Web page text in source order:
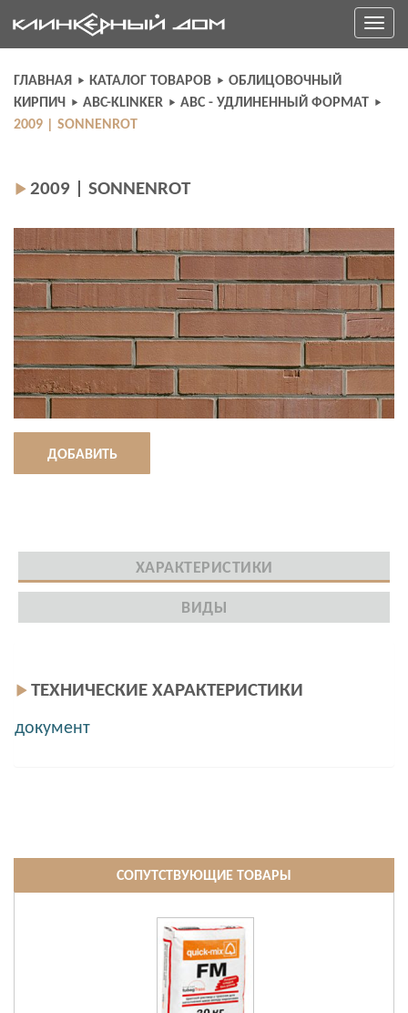
to
content
Toggle
ГЛАВНАЯ КАТАЛОГ ТОВАРОВ
ОБЛИЦОВОЧНЫЙ
КИРПИЧ
ABC-KLINKER
ABC - УДЛИНЕННЫЙ ФОРМАТ
2009 | SONNENROT
2009 | SONNENROT
ДОБАВИТЬ
ХАРАКТЕРИСТИКИ
ВИДЫ
ТЕХНИЧЕСКИЕ ХАРАКТЕРИСТИКИ
документ
СОПУТСТВУЮЩИЕ ТОВАРЫ